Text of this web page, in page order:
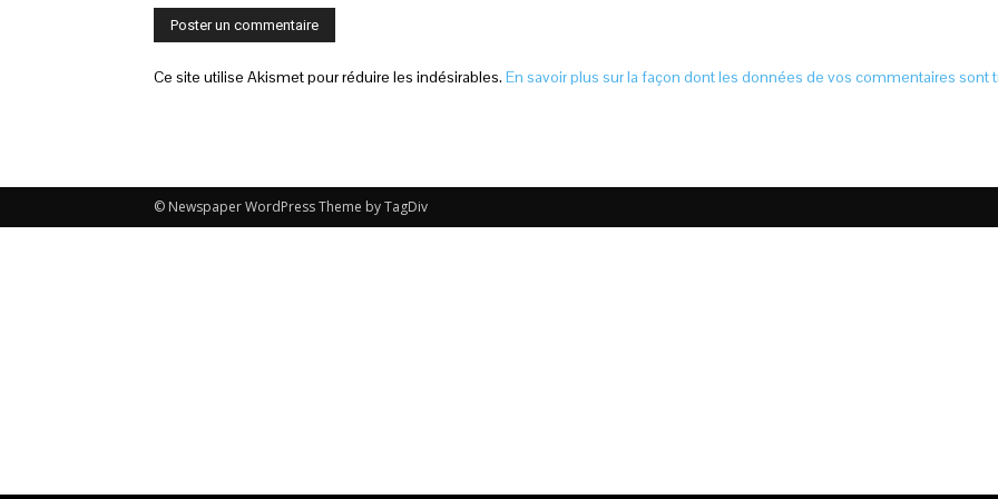
Ce site utilise Akismet pour réduire les indésirables. En savoir plus sur la façon dont les données de vos commentaires sont
© Newspaper WordPress Theme by TagDiv